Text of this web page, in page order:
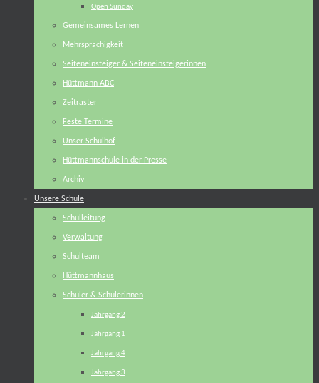
Open Sunday
Gemeinsames Lernen
Mehrsprachigkeit
Seiteneinsteiger & Seiteneinsteigerinnen
Hüttmann ABC
Zeitraster
Feste Termine
Unser Schulhof
Hüttmannschule in der Presse
Archiv
Unsere Schule
Schulleitung
Verwaltung
Schulteam
Hüttmannhaus
Schüler & Schülerinnen
Jahrgang 2
Jahrgang 1
Jahrgang 4
Jahrgang 3